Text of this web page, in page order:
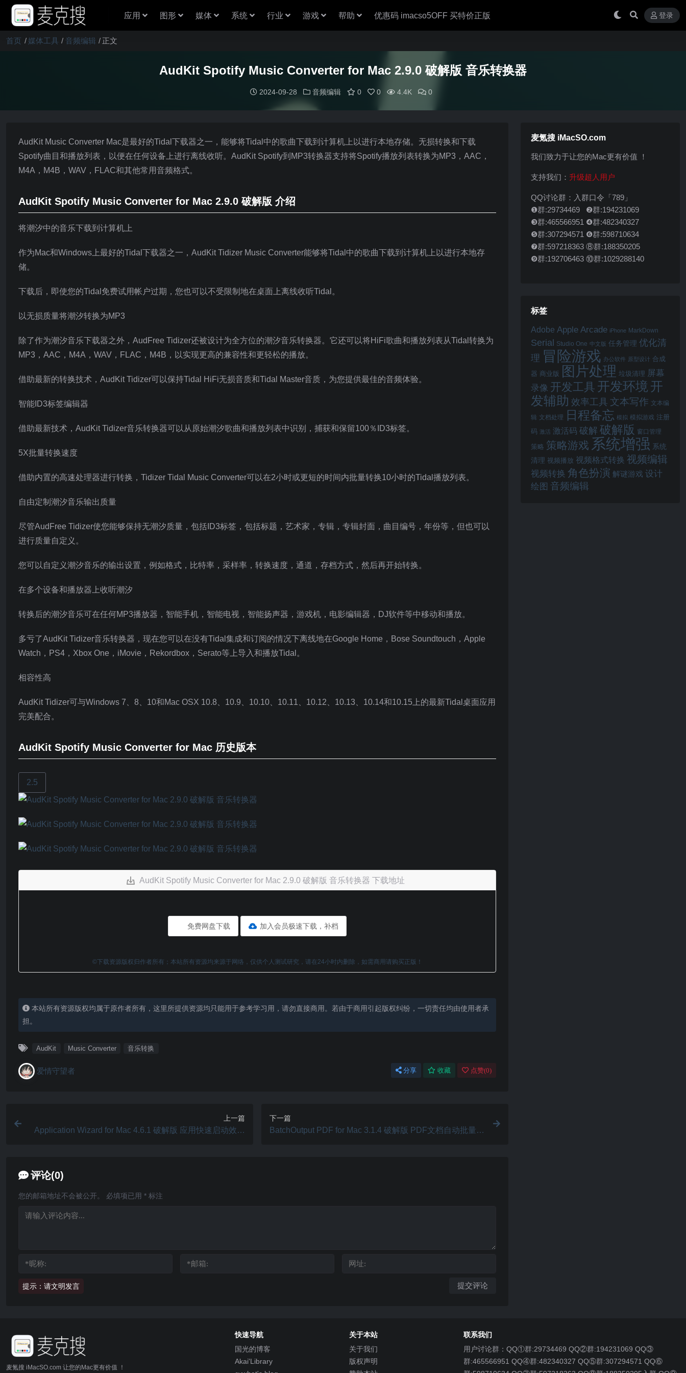
应用 图形 媒体 系统 行业 游戏 帮助 优惠码 imacso5OFF 买特价正版 登录
首页 媒体工具 音频编辑 正文
AudKit Spotify Music Converter for Mac 2.9.0 破解版 音乐转换器
2024-09-28 音频编辑 0 0 4.4K 0
AudKit Music Converter Mac是最好的Tidal下载器之一，能够将Tidal中的歌曲下载到计算机上以进行本地存储。无损转换和下载
Spotify曲目和播放列表，以便在任何设备上进行离线收听。AudKit Spotify到MP3转换器支持将Spotify播放列表转换为MP3，AAC，
M4A，M4B，WAV，FLAC和其他常用音频格式。
AudKit Spotify Music Converter for Mac 2.9.0 破解版 介绍
将潮汐中的音乐下载到计算机上
作为Mac和Windows上最好的Tidal下载器之一，AudKit Tidizer Music Converter能够将Tidal中的歌曲下载到计算机上以进行本地存
储。
下载后，即使您的Tidal免费试用帐户过期，您也可以不受限制地在桌面上离线收听Tidal。
以无损质量将潮汐转换为MP3
除了作为潮汐音乐下载器之外，AudFree Tidizer还被设计为全方位的潮汐音乐转换器。它还可以将HiFi歌曲和播放列表从Tidal转换为
MP3，AAC，M4A，WAV，FLAC，M4B，以实现更高的兼容性和更轻松的播放。
借助最新的转换技术，AudKit Tidizer可以保持Tidal HiFi无损音质和Tidal Master音质，为您提供最佳的音频体验。
智能ID3标签编辑器
借助最新技术，AudKit Tidizer音乐转换器可以从原始潮汐歌曲和播放列表中识别，捕获和保留100％ID3标签。
5X批量转换速度
借助内置的高速处理器进行转换，Tidizer Tidal Music Converter可以在2小时或更短的时间内批量转换10小时的Tidal播放列表。
自由定制潮汐音乐输出质量
尽管AudFree Tidizer使您能够保持无潮汐质量，包括ID3标签，包括标题，艺术家，专辑，专辑封面，曲目编号，年份等，但也可以
进行质量自定义。
您可以自定义潮汐音乐的输出设置，例如格式，比特率，采样率，转换速度，通道，存档方式，然后再开始转换。
在多个设备和播放器上收听潮汐
转换后的潮汐音乐可在任何MP3播放器，智能手机，智能电视，智能扬声器，游戏机，电影编辑器，DJ软件等中移动和播放。
多亏了AudKit Tidizer音乐转换器，现在您可以在没有Tidal集成和订阅的情况下离线地在Google Home，Bose Soundtouch，Apple
Watch，PS4，Xbox One，iMovie，Rekordbox，Serato等上导入和播放Tidal。
相容性高
AudKit Tidizer可与Windows 7、8、10和Mac OSX 10.8、10.9、10.10、10.11、10.12、10.13、10.14和10.15上的最新Tidal桌面应用
完美配合。
AudKit Spotify Music Converter for Mac 历史版本
2.5
AudKit Spotify Music Converter for Mac 2.9.0 破解版 音乐转换器 下载地址
免费网盘下载 加入会员极速下载，补档
©下载资源版权归作者所有；本站所有资源均来源于网络，仅供个人测试研究，请在24小时内删除，如需商用请购买正版！
本站所有资源版权均属于原作者所有，这里所提供资源均只能用于参考学习用，请勿直接商用。若由于商用引起版权纠纷，一切责任均由使用者承
担。
AudKit Music Converter 音乐转换
爱情守望者 分享 收藏 点赞(0)
上一篇
Application Wizard for Mac 4.6.1 破解版 应用快速启动效率
下一篇
BatchOutput PDF for Mac 3.1.4 破解版 PDF文档自动批量打
评论(0)
提示：请文明发言
您的邮箱地址不会被公开。 必填项已用 * 标注
麦氪搜 iMacSO.com
我们致力于让您的Mac更有价值 ！
支持我们： 升级超人用户
QQ讨论群：入群口令「789」
❶群:29734469 ❷群:194231069
❸群:465566951 ❹群:482340327
❺群:307294571 ❻群:598710634
❼群:597218363 ⑧群:188350205
❾群:192706463 ⑩群:1029288140
标签
Adobe Apple Arcade iPhone MarkDown
Serial Studio One 中文版 任务管理 优化清
理 冒险游戏 办公软件 原型设计 合成
器 商业版 图片处理 垃圾清理 屏幕
录像 开发工具 开发环境 开
发辅助 效率工具 文本写作 文本编
辑 文档处理 日程备忘 模拟 模拟游戏 注册
码 激活 激活码 破解 破解版 窗口管理
策略 策略游戏 系统增强 系统
清理 视频播放 视频格式转换 视频编辑
视频转换 角色扮演 解谜游戏 设计
绘图 音频编辑
麦氪搜 iMacSO.com 让您的Mac更有价值 ！
快速导航
国光的博客
Akai'Library
关于本站
关于我们
版权声明
联系我们
用户讨论群：QQ①群:29734469 QQ②群:194231069 QQ③
群:465566951 QQ④群:482340327 QQ⑤群:307294571 QQ⑥